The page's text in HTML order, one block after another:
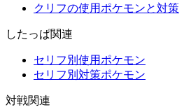
クリフの使用ポケモンと対策
したっぱ関連
セリフ別使用ポケモン
セリフ別対策ポケモン
対戦関連